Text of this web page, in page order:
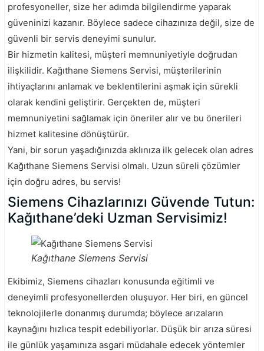
profesyoneller, size her adımda bilgilendirme yaparak
güveninizi kazanır. Böylece sadece cihazınıza değil, size de
güvenli bir servis deneyimi sunulur.
Bir hizmetin kalitesi, müşteri memnuniyetiyle doğrudan
ilişkilidir. Kağıthane Siemens Servisi, müşterilerinin
ihtiyaçlarını anlamak ve beklentilerini aşmak için sürekli
olarak kendini geliştirir. Gerçekten de, müşteri
memnuniyetini sağlamak için öneriler alır ve bu önerileri
hizmet kalitesine dönüştürür.
Yani, bir sorun yaşadığınızda aklınıza ilk gelecek olan adres
Kağıthane Siemens Servisi olmalı. Uzun süreli çözümler
için doğru adres, bu servis!
Siemens Cihazlarınızı Güvende Tutun:
Kağıthane’deki Uzman Servisimiz!
Kağıthane Siemens Servisi
Ekibimiz, Siemens cihazları konusunda eğitimli ve
deneyimli profesyonellerden oluşuyor. Her biri, en güncel
teknolojilerle donanmış durumda; böylece arızaların
kaynağını hızlıca tespit edebiliyorlar. Düşük bir arıza süresi
ile günlük yaşamınıza asgari müdahale edecek yöntemler